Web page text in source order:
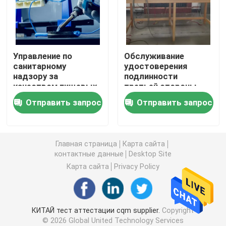
Испытывать бытовой техники
Лаборатория теста RF
Лаборатория батареи испытывая
Лаборатории FCC испытывая
Управление по
санитарному
надзору за
качеством пищевых
продуктов и
медикаментов EMC
аттестовало
удостоверения
подлинности
третьей стороны
ложки вилки ножа
Отправить запрос
Обслуживание
удостоверения
подлинности
третьей стороны
Tableware плиты
фарфора Iso 17025
аттестации
САНИТАРНОМУ
НАДЗОРУ ЗА
КАЧЕСТВОМ
ПИЩЕВЫХ
ПРОДУКТОВ И
МЕДИКАМЕНТОВ
нововведения
Отправить запрос
Главная страница
Карта сайта
контактные данные
Desktop Site
Карта сайта
Privacy Policy
КИТАЙ тест аттестации cqm supplier. Copyright
© 2026 Global United Technology Services